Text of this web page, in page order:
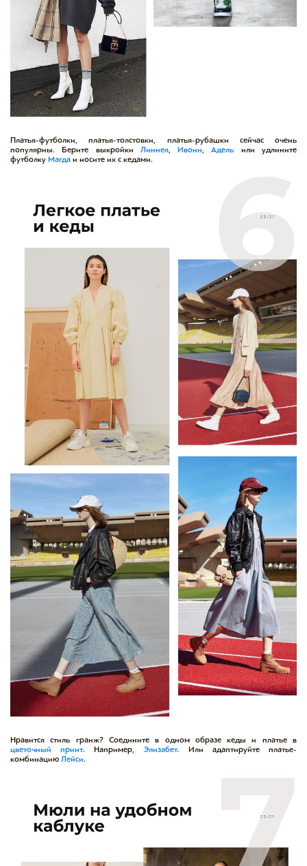
Платья-футболки, платья-толстовки, платья-рубашки сейчас очень
популярны. Берите выкройки Линнея,Ивонн ,Адель или удлините
футболку Магда и носите их с кедами.
Нравится стиль гранж? Соедините в одном образе кеды и платье в
цветочный принт. Например, Элизабет. Или адаптируйте платье-
комбинацию Лейси.